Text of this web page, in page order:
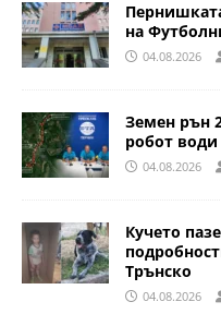
на
04.08.2026
Земен рън
робот води
04.08.2026
Кучето
Трънско
04.08.2026